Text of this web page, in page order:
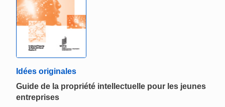
Idées originales
Guide de la propriété intellectuelle pour les jeunes
entreprises